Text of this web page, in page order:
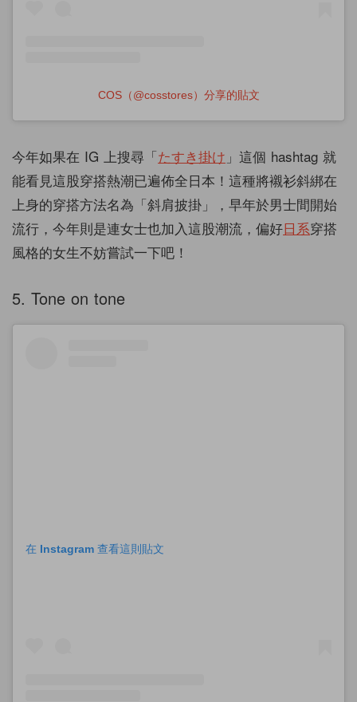
COS（@cosstores）分享的貼文
今年如果在 IG 上搜尋「たすき掛け 」這個 hashtag 就
能看見這股穿搭熱潮已遍佈全日本！這種將襯衫斜綁在
上身的穿搭方法名為「斜肩披掛」，早年於男士間開始
流行，今年則是連女士也加入這股潮流，偏好日系穿搭
風格的女生不妨嘗試一下吧！
5. Tone on tone
在 Instagram 查看這則貼文